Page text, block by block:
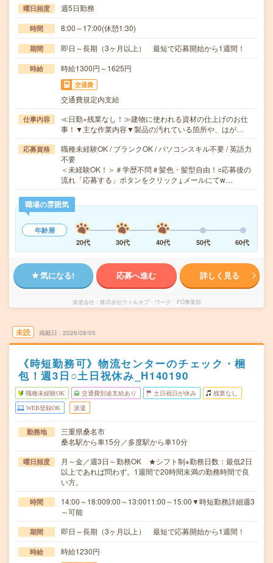
曜日頻度 週5日勤務
時間 8:00～17:00(休憩1:30)
期間 即日～長期（3ヶ月以上） 最短で応募開始から1週間！
時給 時給1300円～1625円
交通費
交通費規定内支給
仕事内容
≪日勤×残業なし！≫建物に使われる資材の仕上げのお仕
事！▼主な作業内容▼製品の汚れている箇所や、はが…
応募資格
職種未経験OK / ブランクOK / パソコンスキル不要 / 英語力
不要
＜未経験OK！＞＃学歴不問＃髪色・髪型自由！○応募後の
流れ「応募する」ボタンをクリック↓メールにてw…
職場の雰囲気
年齢層
20代
30代 40代 50代 60代
気になる! 応募へ進む 詳しく見る
派遣会社 株式会社ウィルオブ・ワーク FO事業部
未読 掲載日 2026/08/05
《時短勤務可》物流センターのチェック・梱
包！週3日○土日祝休み_H140190
職種未経験OK 交通費別途支給あり 土日祝日が休み 残業なし
WEB登録OK 派遣
勤務地
三重県桑名市
桑名駅から車15分／多度駅から車10分
曜日頻度
月～金／週3日～勤務OK ★シフト制※勤務日数：最低2日
以上であれば問わず。1週間で20時間未満の勤務時間で良
い方。
時間
14:00～18:009:00～13:0011:00～15:00▼時短勤務詳細週3
～可能
期間 即日～長期（3ヶ月以上） 最短で応募開始から1週間！
時給 時給1230円